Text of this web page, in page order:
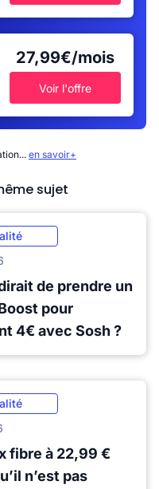
27,99€/mois
Voir l'offre
en savoir+
sujet
de prendre un
pour
4€ avec Sosh ?
fibre à 22,99 €
n’est pas